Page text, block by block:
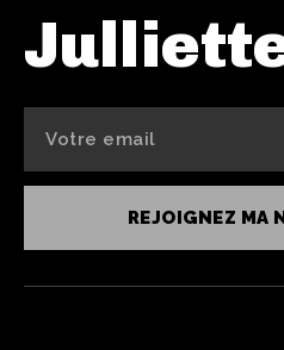
REJOIGNEZ MA